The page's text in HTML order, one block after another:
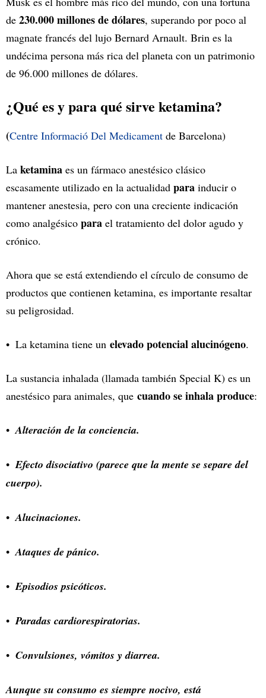
de 230.000 millones de dólares, superando por poco al
magnate francés del lujo Bernard Arnault. Brin es la
undécima persona más rica del planeta con un patrimonio
de 96.000 millones de dólares.
¿Qué es y para qué sirve ketamina?
(Centre Informació Del Medicament de Barcelona)
La ketamina es un fármaco anestésico clásico
escasamente utilizado en la actualidad para inducir o
mantener anestesia, pero con una creciente indicación
como analgésico para el tratamiento del dolor agudo y
crónico.
Ahora que se está extendiendo el círculo de consumo de
productos que contienen ketamina, es importante resaltar
su peligrosidad.
La ketamina tiene un elevado potencial alucinógeno.
La sustancia inhalada (llamada también Special K) es un
anestésico para animales, que cuando se inhala produce:
Alteración de la conciencia.
Efecto disociativo (parece que la mente se separe del
cuerpo).
Alucinaciones.
Ataques de pánico.
Episodios psicóticos.
Paradas cardiorespiratorias.
Convulsiones, vómitos y diarrea.
Aunque su consumo es siempre nocivo, está